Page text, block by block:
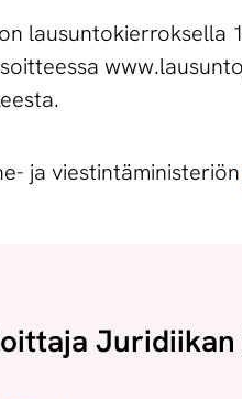
lausuntokierroksella
ja viestintäministeriön